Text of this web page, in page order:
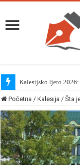
Kalesijsko ljeto 2026:
Početna / Kalesija / Šta